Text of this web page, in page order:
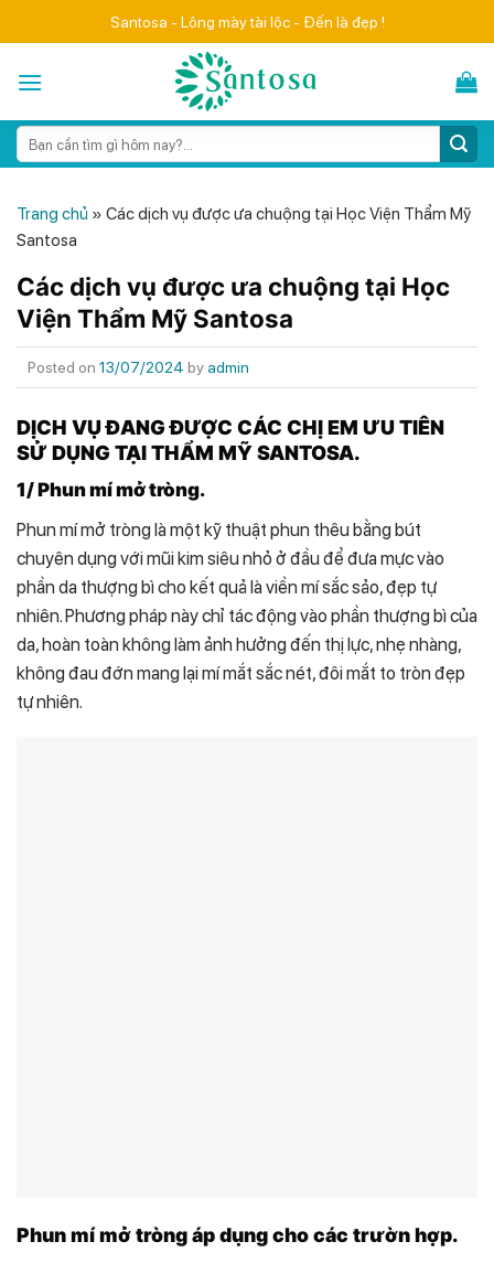
to
Santosa - Lông mày tài lộc - Đến là đẹp !
Search
for:
Trang chủ » Các dịch vụ được ưa chuộng tại Học Viện Thẩm Mỹ
Santosa
Các dịch vụ được ưa chuộng tại Học
Viện Thẩm Mỹ Santosa
Posted on 13/07/2024 by admin
DỊCH VỤ ĐANG ĐƯỢC CÁC CHỊ EM ƯU TIÊN
SỬ DỤNG TẠI THẨM MỸ SANTOSA.
1/ Phun mí mở tròng.
Phun mí mở tròng là một kỹ thuật phun thêu bằng bút
chuyên dụng với mũi kim siêu nhỏ ở đầu để đưa mực vào
phần da thượng bì cho kết quả là viền mí sắc sảo, đẹp tự
nhiên. Phương pháp này chỉ tác động vào phần thượng bì của
da, hoàn toàn không làm ảnh hưởng đến thị lực, nhẹ nhàng,
không đau đớn mang lại mí mắt sắc nét, đôi mắt to tròn đẹp
tự nhiên.
Phun mí mở tròng áp dụng cho các trườn hợp.